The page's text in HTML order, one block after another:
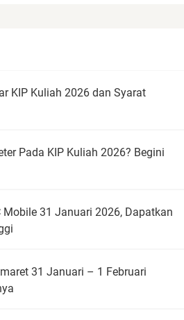
KIP Kuliah 2026 dan Syarat
Pada KIP Kuliah 2026? Begini
Mobile 31 Januari 2026, Dapatkan
31 Januari – 1 Februari